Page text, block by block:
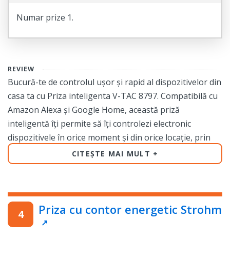
Numar prize 1.
REVIEW
Bucură-te de controlul ușor și rapid al dispozitivelor din
casa ta cu Priza inteligenta V-TAC 8797. Compatibilă cu
Amazon Alexa și Google Home, această priză
inteligentă îți permite să îți controlezi electronic
dispozitivele în orice moment și din orice locație, prin
intermediul smartphone-ului tău.
Montajul ușor și rapid îți permite să începi să controlezi
dispozitivele tale electronice în doar câteva minute.
Fabricată din policarbonat și cu o culoare neagră
CITEȘTE MAI MULT
Priza cu contor energetic Strohm